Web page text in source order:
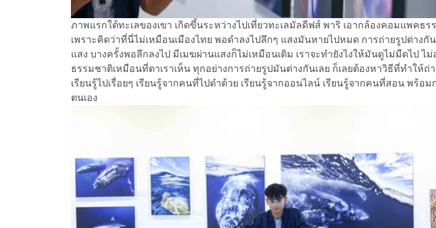
ภาพแรกใต้ทะเลของเขา เกิดขึ้นระหว่างไปเที่ยวทะเลมัลดีฟส์ พาริ เอากล้องคอมแพคธร
เพราะคิดว่าที่นี่ไม่เหมือนเมืองไทย พอดำลงไปลึกๆ แสงมันหายไปหมด การถ่ายรูปต่างกั
แสง บางครั้งพอลึกลงไป มีเมฆผ่านแสงก็ไม่เหมือนเดิม เราจะทำยังไงให้มันดูไม่มืดไป ไ
ธรรมชาติเหมือนที่ตาเราเห็น ทุกอย่างการถ่ายรูปมันต่างกันเลย ก็เลยต้องหาวิธีที่ทำให้ถ่า
เรียนรู้ไปเรื่อยๆ เรียนรู้จากคนที่ไปดำด้วย เรียนรู้จากออนไลน์ เรียนรู้จากคนที่สอน พร้อ
ตนเอง